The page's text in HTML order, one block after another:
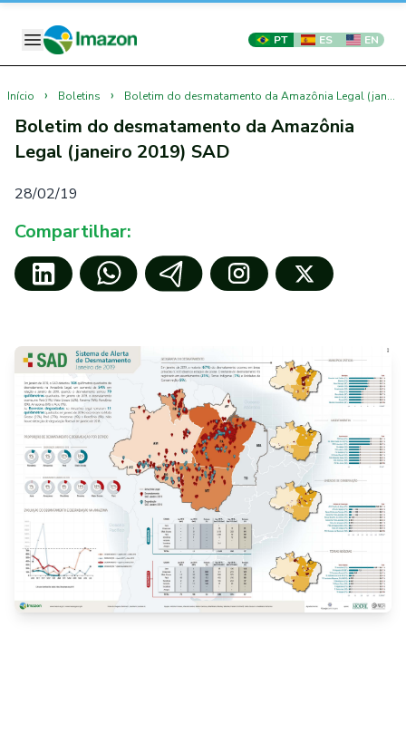
PT ES EN
Início › Boletins › Boletim do desmatamento da Amazônia Legal (janeiro 2019) SAD
Boletim do desmatamento da Amazônia
Legal (janeiro 2019) SAD
28/02/19
Compartilhar: